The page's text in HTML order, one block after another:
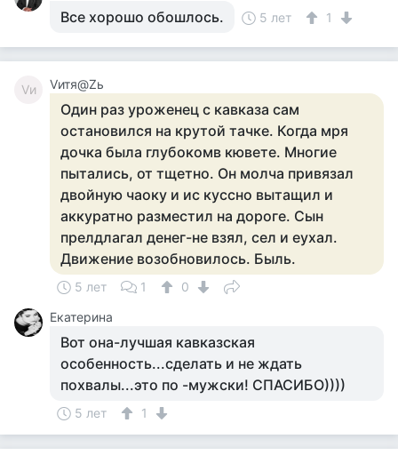
Все хорошо обошлось. 5 лет 1
Vи Vитя@Zь
Один раз уроженец с кавказа сам
остановился на крутой тачке. Когда мря
дочка была глубокомв кювете. Многие
пытались, от тщетно. Он молча привязал
двойную чаоку и ис куссно вытащил и
аккуратно разместил на дороге. Сын
прелдлагал денег-не взял, сел и еухал.
Движение возобновилось. Быль.
5 лет 1
0
Екатерина
Вот она-лучшая кавказская
особенность...сделать и не ждать
похвалы...это по -мужски! СПАСИБО))))
5 лет 1